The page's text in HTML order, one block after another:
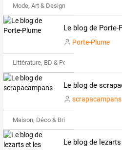
Mode, Art & Design
Porte-Plume
Littérature, BD & Poésie
scrapacampans
Maison, Déco & Bricolage